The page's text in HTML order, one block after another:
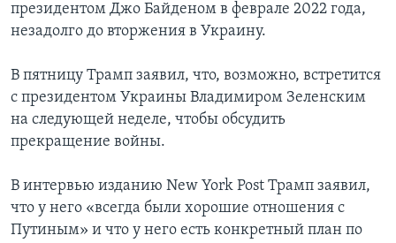
президентом Джо Байденом в феврале 2022 года,
незадолго до вторжения в Украину.
В пятницу Трамп заявил, что, возможно, встретится
с президентом Украины Владимиром Зеленским
на следующей неделе, чтобы обсудить
прекращение войны.
В интервью изданию New York Post Трамп заявил,
что у него «всегда были хорошие отношения с
Путиным» и что у него есть конкретный план по